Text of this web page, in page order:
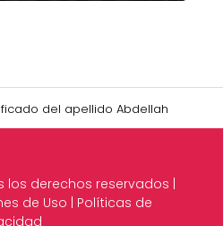
del apellido Abdellah
los derechos reservados |
de Uso
Políticas de